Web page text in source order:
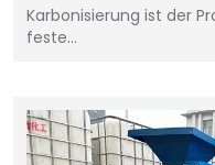
Karbonisierung ist der
feste…